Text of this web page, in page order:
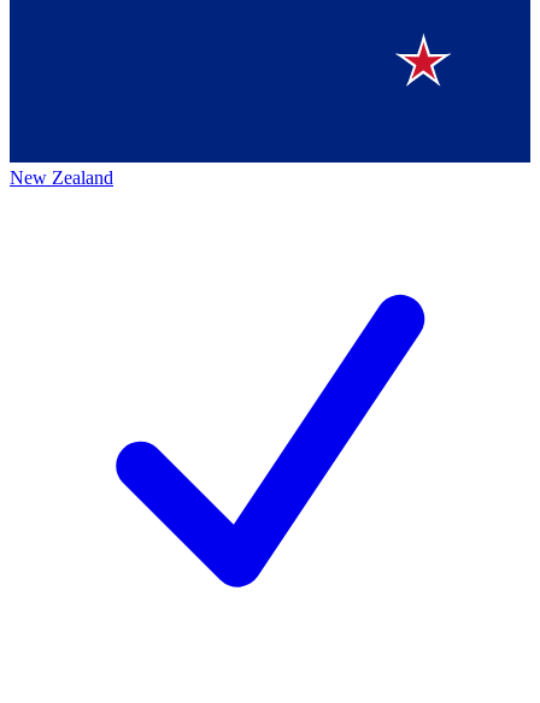
New Zealand